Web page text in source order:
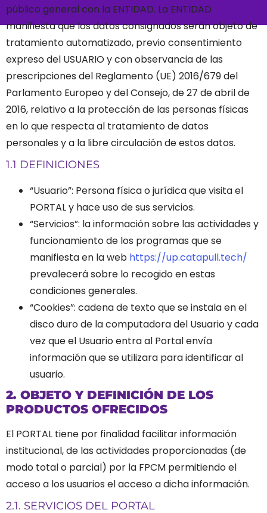
público general con la ENTIDAD. La ENTIDAD
manifiesta que los datos consignados serán objeto de
tratamiento automatizado, previo consentimiento
expreso del USUARIO y con observancia de las
prescripciones del Reglamento (UE) 2016/679 del
Parlamento Europeo y del Consejo, de 27 de abril de
2016, relativo a la protección de las personas físicas
en lo que respecta al tratamiento de datos
personales y a la libre circulación de estos datos.
1.1 DEFINICIONES
“Usuario”: Persona física o jurídica que visita el
PORTAL y hace uso de sus servicios.
“Servicios”: la información sobre las actividades y
funcionamiento de los programas que se
manifiesta en la web https://up.catapull.tech/
prevalecerá sobre lo recogido en estas
condiciones generales.
“Cookies”: cadena de texto que se instala en el
disco duro de la computadora del Usuario y cada
vez que el Usuario entra al Portal envía
información que se utilizara para identificar al
usuario.
2. OBJETO Y DEFINICIÓN DE LOS
PRODUCTOS OFRECIDOS
El PORTAL tiene por finalidad facilitar información
institucional, de las actividades proporcionadas (de
modo total o parcial) por la FPCM permitiendo el
acceso a los usuarios el acceso a dicha información.
2.1. SERVICIOS DEL PORTAL